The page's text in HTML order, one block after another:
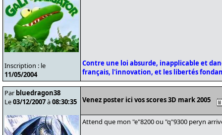
Inscription : le
11/05/2004
Contre une loi absurde, inapplicable et
français, l'innovation, et les libertés
Par bluedragon38
Le03/12/2007à08:30:35 Venez poster ici vos scores 3D mark 2005
Attend que mon "e"8200 ou "q"9300 peryn